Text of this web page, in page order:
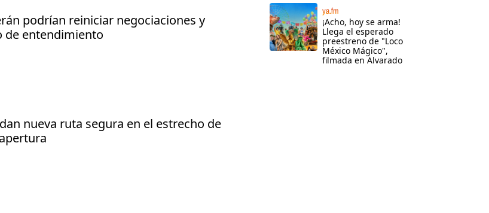
podrían reiniciar negociaciones y
de entendimiento
nueva ruta segura en el estrecho de
ya.fm
¡Acho, hoy se arma!
Llega el esperado
preestreno de "Loco
México Mágico",
filmada en Alvarado